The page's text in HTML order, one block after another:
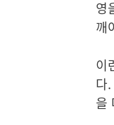
영
깨
이
다
을